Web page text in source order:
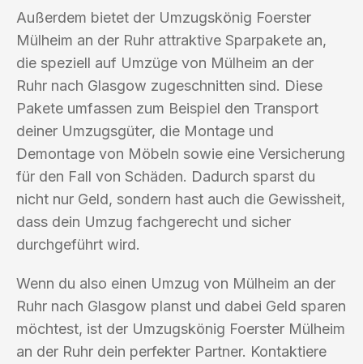
Außerdem bietet der Umzugskönig Foerster
Mülheim an der Ruhr attraktive Sparpakete an,
die speziell auf Umzüge von Mülheim an der
Ruhr nach Glasgow zugeschnitten sind. Diese
Pakete umfassen zum Beispiel den Transport
deiner Umzugsgüter, die Montage und
Demontage von Möbeln sowie eine Versicherung
für den Fall von Schäden. Dadurch sparst du
nicht nur Geld, sondern hast auch die Gewissheit,
dass dein Umzug fachgerecht und sicher
durchgeführt wird.
Wenn du also einen Umzug von Mülheim an der
Ruhr nach Glasgow planst und dabei Geld sparen
möchtest, ist der Umzugskönig Foerster Mülheim
an der Ruhr dein perfekter Partner. Kontaktiere